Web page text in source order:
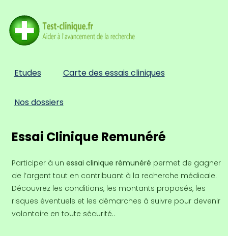
Etudes Carte des essais cliniques
Nos dossiers
Essai Clinique Remunéré
Participer à un essai clinique rémunéré permet de gagner
de l’argent tout en contribuant à la recherche médicale.
Découvrez les conditions, les montants proposés, les
risques éventuels et les démarches à suivre pour devenir
volontaire en toute sécurité..